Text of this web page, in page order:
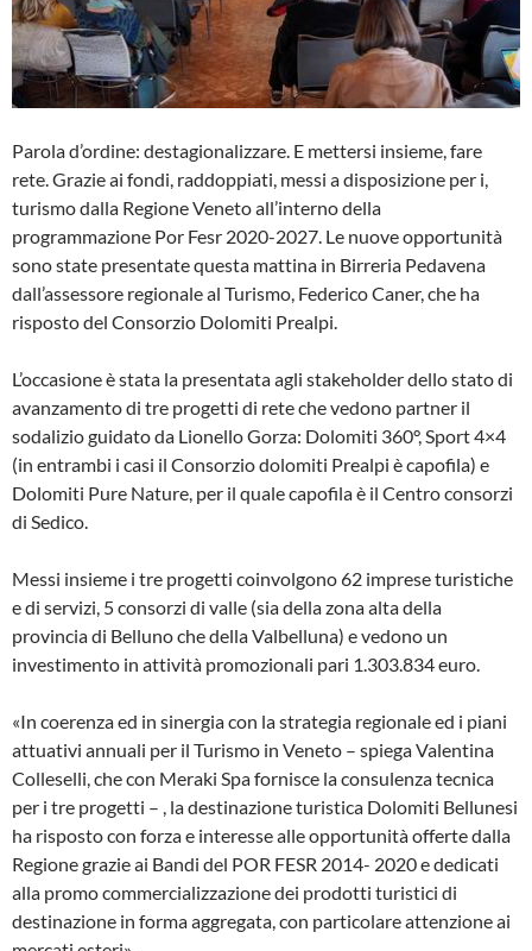
Parola d’ordine: destagionalizzare. E mettersi insieme, fare
rete. Grazie ai fondi, raddoppiati, messi a disposizione per i,
turismo dalla Regione Veneto all’interno della
programmazione Por Fesr 2020-2027. Le nuove opportunità
sono state presentate questa mattina in Birreria Pedavena
dall’assessore regionale al Turismo, Federico Caner, che ha
risposto del Consorzio Dolomiti Prealpi.
L’occasione è stata la presentata agli stakeholder dello stato di
avanzamento di tre progetti di rete che vedono partner il
sodalizio guidato da Lionello Gorza: Dolomiti 360°, Sport 4×4
(in entrambi i casi il Consorzio dolomiti Prealpi è capofila) e
Dolomiti Pure Nature, per il quale capofila è il Centro consorzi
di Sedico.
Messi insieme i tre progetti coinvolgono 62 imprese turistiche
e di servizi, 5 consorzi di valle (sia della zona alta della
provincia di Belluno che della Valbelluna) e vedono un
investimento in attività promozionali pari 1.303.834 euro.
«In coerenza ed in sinergia con la strategia regionale ed i piani
attuativi annuali per il Turismo in Veneto – spiega Valentina
Colleselli, che con Meraki Spa fornisce la consulenza tecnica
per i tre progetti – , la destinazione turistica Dolomiti Bellunesi
ha risposto con forza e interesse alle opportunità offerte dalla
Regione grazie ai Bandi del POR FESR 2014- 2020 e dedicati
alla promo commercializzazione dei prodotti turistici di
destinazione in forma aggregata, con particolare attenzione ai